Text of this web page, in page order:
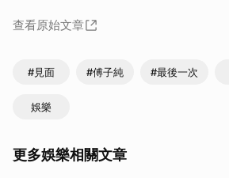
查看原始文章
#見面 #傅子純 #最後一次
娛樂
更多娛樂相關文章